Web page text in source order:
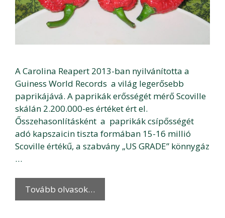
A Carolina Reapert 2013-ban nyilvánította a
Guiness World Records a világ legerősebb
paprikájává. A paprikák erősségét mérő Scoville
skálán 2.200.000-es értéket ért el.
Ősszehasonlításként a paprikák csípősségét
adó kapszaicin tiszta formában 15-16 millió
Scoville értékű, a szabvány „US GRADE” könnygáz
…
Tovább olvasok…